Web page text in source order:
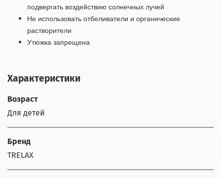
подвергать воздействию солнечных лучей
Не использовать отбеливатели и органические
растворители
Утюжка запрещена
Характеристики
Возраст
Для детей
Бренд
TRELAX